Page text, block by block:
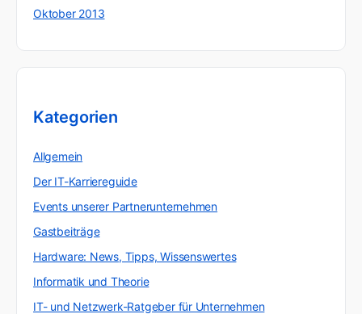
Oktober 2013
Kategorien
Allgemein
Der IT-Karriereguide
Events unserer Partnerunternehmen
Gastbeiträge
Hardware: News, Tipps, Wissenswertes
Informatik und Theorie
IT- und Netzwerk-Ratgeber für Unternehmen